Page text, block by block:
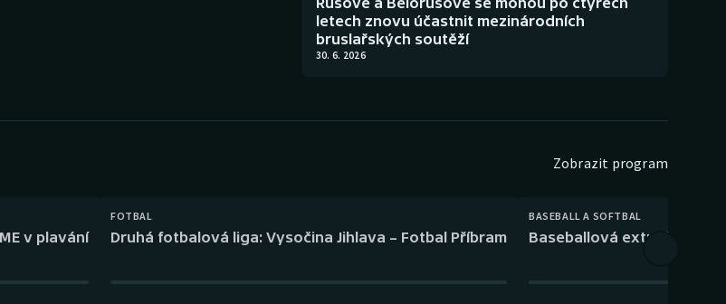
letech znovu účastnit mezinárodních
bruslařských soutěží
30. 6. 2026
Zobrazit program
v plavání
FOTBAL
Druhá fotbalová liga: Vysočina Jihlava – Fotbal Příbram
BASEBALL A SOFTBAL
Baseballová extraliga: